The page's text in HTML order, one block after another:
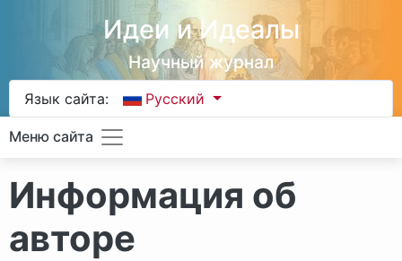
Идеи и Идеалы
Научный журнал
Язык сайта: Русский
Меню сайта
Информация об
авторе